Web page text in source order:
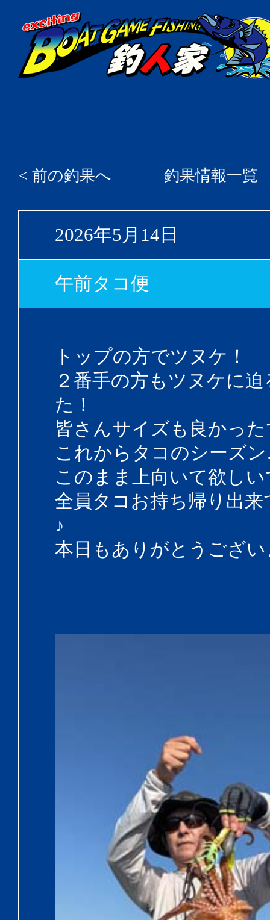
< 前の釣果へ 釣果情報一覧
2026年5月14日
午前タコ便
トップの方でツヌケ！
２番手の方もツヌケに
た！
皆さんサイズも良かっ
これからタコのシーズン
このまま上向いて欲し
全員タコお持ち帰り出
♪
本日もありがとうござ